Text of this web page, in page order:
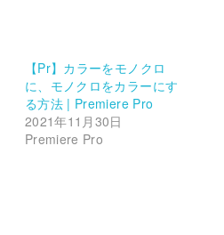
【Pr】カラーをモノクロ
に、モノクロをカラーにす
る方法 | Premiere Pro
2021年11月30日
Premiere Pro